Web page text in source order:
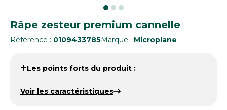
Râpe zesteur premium cannelle
Référence : 0109433785Marque : Microplane
Les points forts du produit :
Voir les caractéristiques